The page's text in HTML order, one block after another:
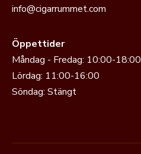
info@cigarrummet.com
Öppettider
Måndag - Fredag: 10:00-18:00
Lördag: 11:00-16:00
Söndag: Stängt